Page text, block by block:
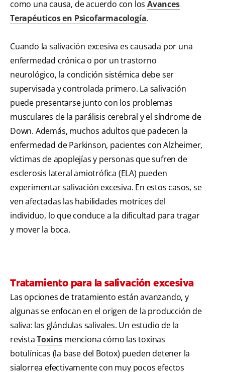
como una causa, de acuerdo con losAvances
Terapéuticos en Psicofarmacología.
Cuando la salivación excesiva es causada por una
enfermedad crónica o por un trastorno
neurológico, la condición sistémica debe ser
supervisada y controlada primero. La salivación
puede presentarse junto con los problemas
musculares de la parálisis cerebral y el síndrome de
Down. Además, muchos adultos que padecen la
enfermedad de Parkinson, pacientes con Alzheimer,
víctimas de apoplejías y personas que sufren de
esclerosis lateral amiotrófica (ELA) pueden
experimentar salivación excesiva. En estos casos, se
ven afectadas las habilidades motrices del
individuo, lo que conduce a la dificultad para tragar
y mover la boca.
Tratamiento para la salivación excesiva
Las opciones de tratamiento están avanzando, y
algunas se enfocan en el origen de la producción de
saliva: las glándulas salivales. Un estudio de la
revistaToxins menciona cómo las toxinas
botulínicas (la base del Botox) pueden detener la
sialorrea efectivamente con muy pocos efectos